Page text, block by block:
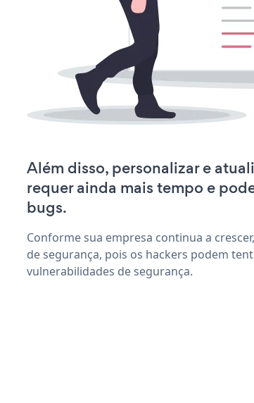
Além disso, personalizar e
requer ainda mais tempo e
bugs.
Conforme sua empresa continua a
de segurança, pois os hackers podem
vulnerabilidades de segurança.